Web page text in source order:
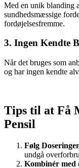
Med en unik blanding
sundhedsmæssige
fordøjelsesfremme.
3. Ingen Kendte
Når det bruges som
og har ingen kendte
Tips til at Få
Pensil
Følg
undgå
Kombinér med